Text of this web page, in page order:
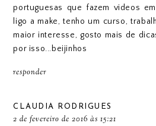
portuguesas que fazem videos
ligo a make, tenho um curso,
maior interesse, gosto mais de
por isso...beijinhos
responder
CLAUDIA RODRIGUES
2 de fevereiro de 2016 às 15:21